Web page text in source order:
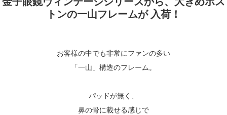
トンの一山フレームが 入荷！
お客様の中でも非常にファンの多い
「一山」構造のフレーム。
パッドが無く、
鼻の骨に載せる感じで